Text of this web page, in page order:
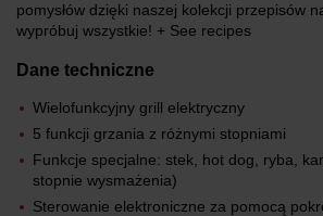
pomysłów dzięki naszej kolekcji przepisów
wypróbuj wszystkie! + See recipes
Dane techniczne
Wielofunkcyjny grill elektryczny
5 funkcji grzania z różnymi stopniami
Funkcje specjalne: stek, hot dog, ryba,
stopnie wysmażenia)
Sterowanie elektroniczne za pomocą